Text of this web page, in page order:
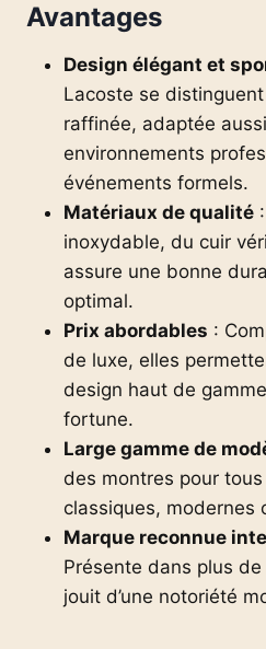
Avantages
Design élégant et
Lacoste se
raffinée, adaptée
environnements
événements formels.
Matériaux de qualité
inoxydable, du cuir
assure une bonne
optimal.
Prix abordables :
de luxe, elles
design haut de
fortune.
Large gamme de
des montres pour
classiques, modernes
Marque reconnue
Présente dans plus
jouit d’une notoriété